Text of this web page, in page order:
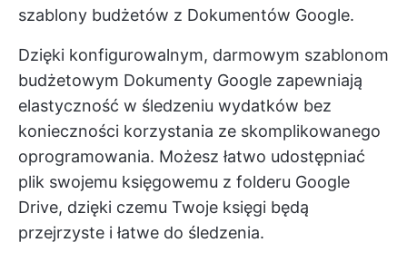
szablony budżetów z Dokumentów Google.
Dzięki konfigurowalnym, darmowym szablonom
budżetowym Dokumenty Google zapewniają
elastyczność w śledzeniu wydatków bez
konieczności korzystania ze skomplikowanego
oprogramowania. Możesz łatwo udostępniać
plik swojemu księgowemu z folderu Google
Drive, dzięki czemu Twoje księgi będą
przejrzyste i łatwe do śledzenia.